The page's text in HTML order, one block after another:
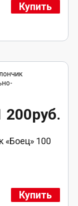
Купить
200руб.
«Боец» 100
Купить